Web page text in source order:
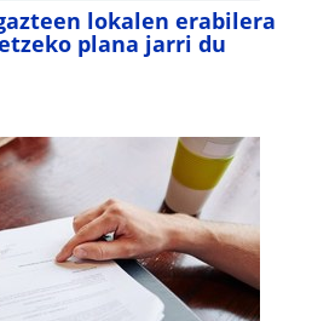
lokalen erabilera
plana jarri du